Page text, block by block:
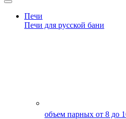
Печи
Печи для русской бани
объем парных от 8 до